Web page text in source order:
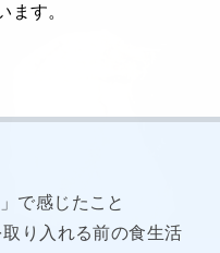
ます。
で感じたこと
り入れる前の食生活